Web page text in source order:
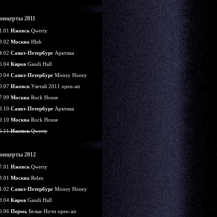
2011
Ижевск Qwerty
Москва Hleb
Санкт-Петербург Арктика
Киров Gaudi Hall
Санкт-Петербург Money Honey
Ижевск Улетай 2011 open-air
Москва Rock House
Санкт-Петербург Арктика
Москва Rock House
ИжевскQwerty
2012
Ижевск Qwerty
Москва Relax
Санкт-Петербург Money Honey
Киров Gaudi Hall
Пермь Белые Ночи open-air